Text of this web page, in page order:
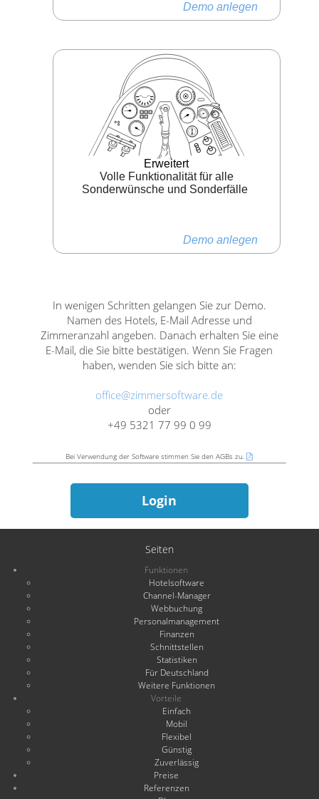
Demo anlegen
Erweitert
Volle Funktionalität für alle
Sonderwünsche und Sonderfälle
Demo anlegen
In wenigen Schritten gelangen Sie zur Demo.
Namen des Hotels, E-Mail Adresse und
Zimmeranzahl angeben. Danach erhalten Sie eine
E-Mail, die Sie bitte bestätigen. Wenn Sie Fragen
haben, wenden Sie sich bitte an:
office@zimmersoftware.de
oder
+49 5321 77 99 0 99
Bei Verwendung der Software stimmen Sie den AGBs zu.
Login
Seiten
Funktionen
Hotelsoftware
Channel-Manager
Webbuchung
Personalmanagement
Finanzen
Schnittstellen
Statistiken
Für Deutschland
Weitere Funktionen
Vorteile
Einfach
Mobil
Flexibel
Günstig
Zuverlässig
Preise
Referenzen